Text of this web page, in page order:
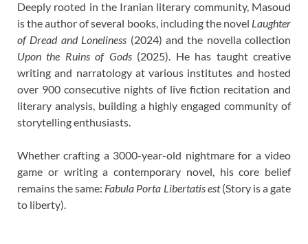
Deeply rooted in the Iranian literary community, Masoud
is the author of several books, including the novel Laughter
of Dread and Loneliness (2024) and the novella collection
Upon the Ruins of Gods(2025). He has taught creative
writing and narratology at various institutes and hosted
over 900 consecutive nights of live fiction recitation and
literary analysis, building a highly engaged community of
storytelling enthusiasts.
Whether crafting a 3000-year-old nightmare for a video
game or writing a contemporary novel, his core belief
remains the same: Fabula Porta Libertatis est(Story is a gate
to liberty).